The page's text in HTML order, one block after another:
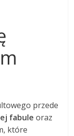
przede
fabule oraz
które